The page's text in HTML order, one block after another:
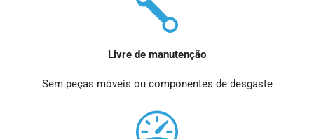
Livre de manutenção
Sem peças móveis ou componentes de desgaste